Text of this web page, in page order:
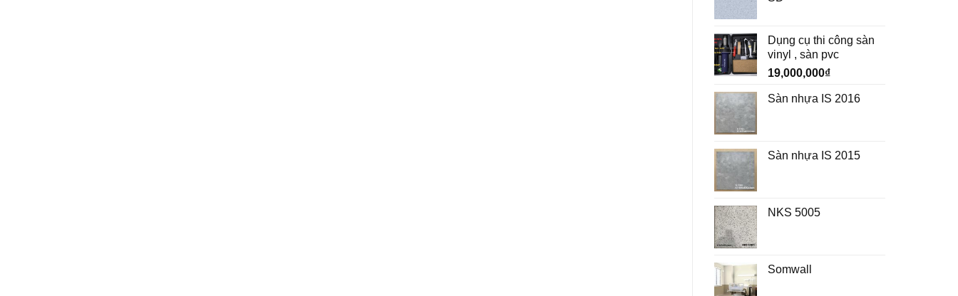
Dụng cụ thi công sàn
vinyl , sàn pvc
19,000,000₫
Sàn nhựa IS 2016
Sàn nhựa IS 2015
NKS 5005
Somwall